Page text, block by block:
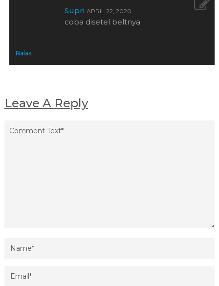
Supri APRIL 22, 2020
coba disetel beltnya
Balas
Leave A Reply